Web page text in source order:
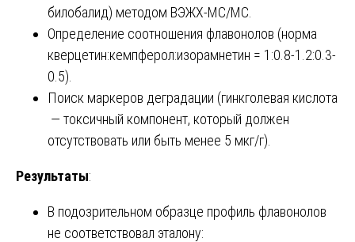
билобалид) методом ВЭЖХ-МС/МС.
Определение соотношения флавонолов (норма
кверцетин:кемпферол:изорамнетин = 1:0.8-1.2:0.3-
0.5).
Поиск маркеров деградации (гинкголевая кислота
— токсичный компонент, который должен
отсутствовать или быть менее 5 мкг/г).
Результаты:
В подозрительном образце профиль флавонолов
не соответствовал эталону: